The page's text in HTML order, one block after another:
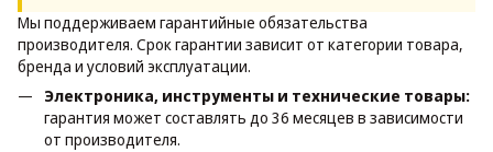
Мы поддерживаем гарантийные обязательства
производителя. Срок гарантии зависит от категории товара,
бренда и условий эксплуатации.
Электроника, инструменты и технические товары:
гарантия может составлять до 36 месяцев в зависимости
от производителя.